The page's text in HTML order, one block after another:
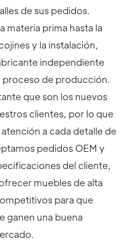
de sus pedidos.
materia prima hasta la
y la instalación,
independiente
proceso de producción.
que son los nuevos
clientes, por lo que
a cada detalle de
pedidos OEM y
del cliente,
muebles de alta
para que
ganen una buena